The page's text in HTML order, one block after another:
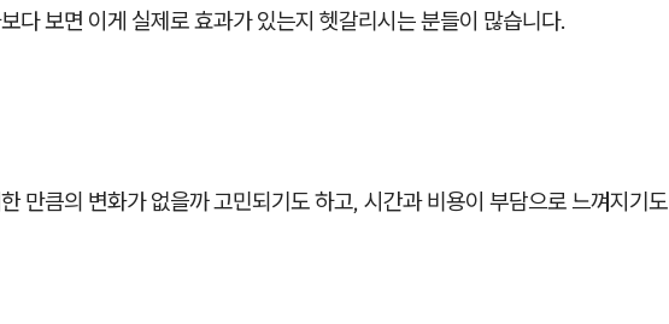
다 보면 이게 실제로 효과가 있는지 헷갈리시는 분들이 많습니다.
만큼의 변화가 없을까 고민되기도 하고, 시간과 비용이 부담으로 느껴지기도